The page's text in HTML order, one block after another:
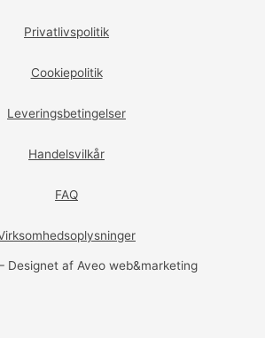
Privatlivspolitik
Cookiepolitik
Leveringsbetingelser
Handelsvilkår
FAQ
Designet af Aveo web&marketing